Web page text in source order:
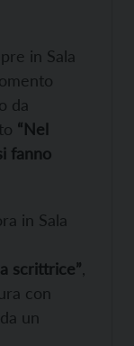
in Sala
da
“Nel
fanno
in Sala
scrittrice”
con
un